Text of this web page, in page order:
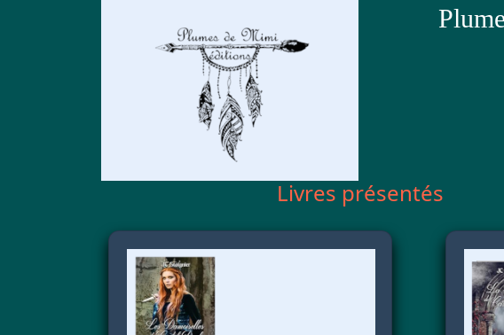
Livres présentés